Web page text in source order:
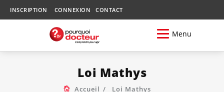
INSCRIPTION CONNEXION CONTACT
Menu
Loi Mathys
Accueil Loi Mathys